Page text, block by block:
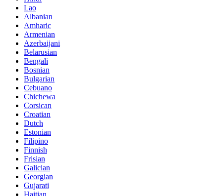
Lao
Albanian
Amharic
Armenian
Azerbaijani
Belarusian
Bengali
Bosnian
Bulgarian
Cebuano
Chichewa
Corsican
Croatian
Dutch
Estonian
Filipino
Finnish
Frisian
Galician
Georgian
Gujarati
Haitian